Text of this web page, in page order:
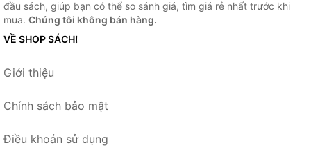
đầu sách, giúp bạn có thể so sánh giá, tìm giá rẻ nhất trước khi
mua. Chúng tôi không bán hàng.
VỀ SHOP SÁCH!
Giới thiệu
Chính sách bảo mật
Điều khoản sử dụng